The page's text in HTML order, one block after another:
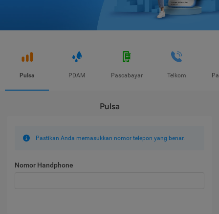
Pulsa PDAM Pascabayar Telkom
Pulsa
Pastikan Anda memasukkan nomor telepon yang benar.
Nomor Handphone